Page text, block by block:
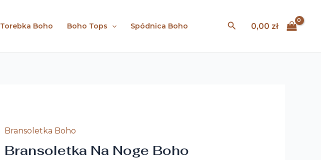
Torebka Boho Boho Tops Spódnica Boho Search0,00 zł
Bransoletka Boho
Bransoletka Na Noge Boho
ilość
Bransoletka
Boho